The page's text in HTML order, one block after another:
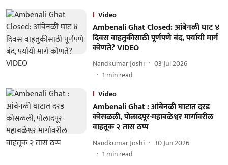
Video
Ambenali Ghat Closed: आंबेनळी घाट ४
दिवस वाहतुकीसाठी पूर्णपणे बंद, पर्यायी मार्ग
कोणते? VIDEO
Nandkumar Joshi
03 Jul 2026
1 min read
Video
Ambenali Ghat : आंबेनळी घाटात दरड
कोसळली, पोलादपूर-महाबळेश्वर मार्गावरील
वाहतूक २ तास ठप्प
Nandkumar Joshi
30 Jun 2026
1 min read